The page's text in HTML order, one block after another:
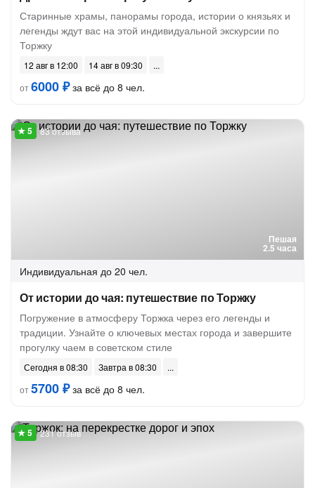
Старинные храмы, панорамы города, истории о князьях и
легенды ждут вас на этой индивидуальной экскурсии по
Торжку
12 авг в 12:00
14 авг в 09:30
от6000 ₽за всё до 8 чел.
Пешая
2.5 часа
83 отзыва
Индивидуальная до 20 чел.
От истории до чая: путешествие по Торжку
Погружение в атмосферу Торжка через его легенды и
традиции. Узнайте о ключевых местах города и завершите
прогулку чаем в советском стиле
Сегодня в 08:30
Завтра в 08:30
от5700 ₽за всё до 8 чел.
231 отзыв